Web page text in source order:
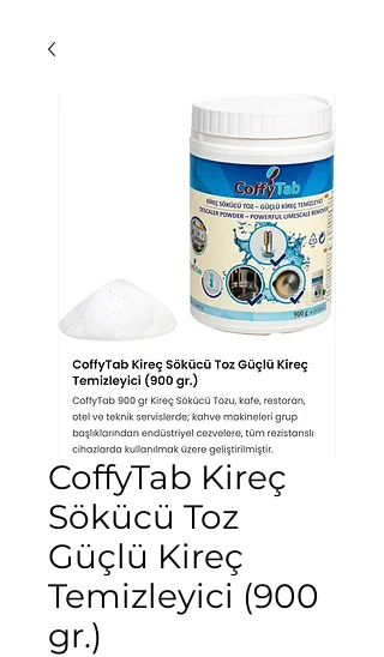
CoffyTab Kireç
Sökücü Toz
Güçlü Kireç
Temizleyici (900
gr.)